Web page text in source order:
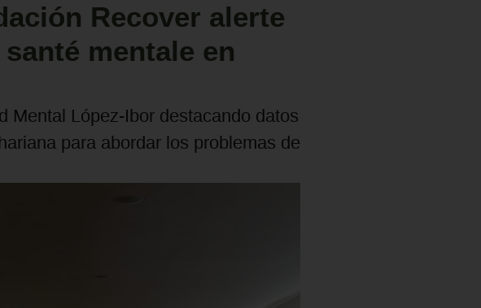
Recover alerte
mentale en
Mental López-Ibor destacando datos
para abordar los problemas de